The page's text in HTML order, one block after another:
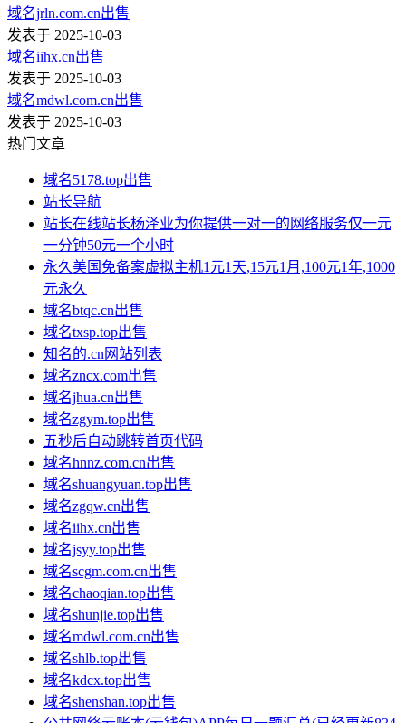
域名jrln.com.cn出售
发表于 2025-10-03
域名iihx.cn出售
发表于 2025-10-03
域名mdwl.com.cn出售
发表于 2025-10-03
热门文章
域名5178.top出售
站长导航
站长在线站长杨泽业为你提供一对一的网络服务仅一元
一分钟50元一个小时
永久美国免备案虚拟主机1元1天,15元1月,100元1年,1000
元永久
域名btqc.cn出售
域名txsp.top出售
知名的.cn网站列表
域名zncx.com出售
域名jhua.cn出售
域名zgym.top出售
五秒后自动跳转首页代码
域名hnnz.com.cn出售
域名shuangyuan.top出售
域名zgqw.cn出售
域名iihx.cn出售
域名jsyy.top出售
域名scgm.com.cn出售
域名chaoqian.top出售
域名shunjie.top出售
域名mdwl.com.cn出售
域名shlb.top出售
域名kdcx.top出售
域名shenshan.top出售